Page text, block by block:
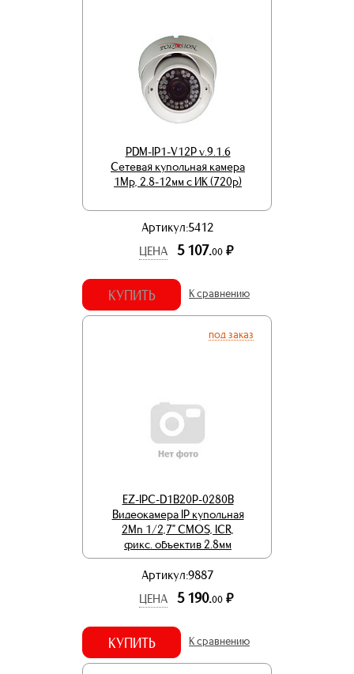
PDM-IP1-V12P v.9.1.6
Сетевая купольная камера
1Mp, 2.8-12мм с ИК (720p)
Артикул:5412
ЦЕНА
5 107.00 р.
КУПИТЬ К сравнению
под заказ
EZ-IPC-D1B20P-0280B
Видеокамера IP купольная
2Мп 1/2,7" CMOS, ICR,
фикс. объектив 2.8мм
Артикул:9887
ЦЕНА
5 190.00 р.
КУПИТЬ К сравнению